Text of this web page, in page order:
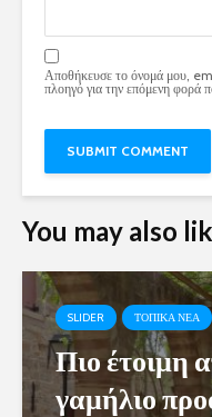
Αποθήκευσε το όνομά μου,
πλοηγό για την επόμενη φορά
You may also
SLIDER ΤΟΠΙΚΑ ΝΕΑ
Πιο έτοιμη
γαμήλιο